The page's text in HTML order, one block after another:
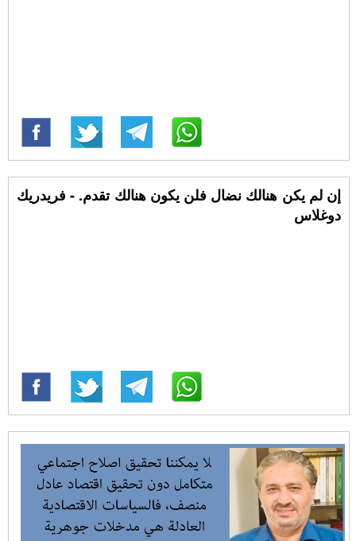
إن لم يكن هنالك نضال فلن يكون هنالك تقدم. - فريدريك
دوغلاس